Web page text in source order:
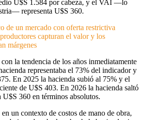
U$S 1.584 por cabeza, y el VAI —lo
representa U$S 360.
de un mercado con oferta restrictiva
capturan el valor y los
márgenes
la tendencia de los años inmediatamente
representaba el 73% del indicador y
En 2025 la hacienda subió al 75% y el
de U$S 403. En 2026 la hacienda saltó
360 en términos absolutos.
un contexto de costos de mano de obra,